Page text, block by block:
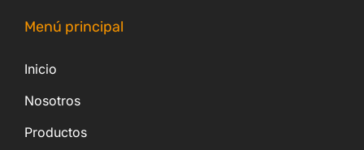
Menú principal
Inicio
Nosotros
Productos